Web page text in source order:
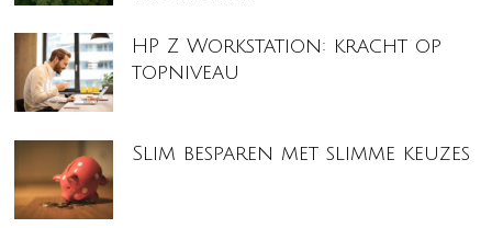
HP Z Workstation: kracht op
topniveau
Slim besparen met slimme keuzes